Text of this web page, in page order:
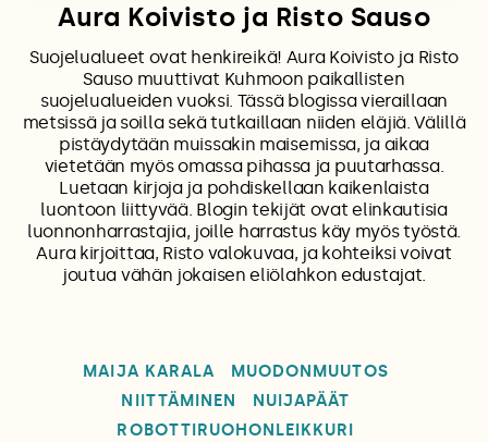
Aura Koivisto ja Risto Sauso
Suojelualueet ovat henkireikä! Aura Koivisto ja Risto
Sauso muuttivat Kuhmoon paikallisten
suojelualueiden vuoksi. Tässä blogissa vieraillaan
metsissä ja soilla sekä tutkaillaan niiden eläjiä. Välillä
pistäydytään muissakin maisemissa, ja aikaa
vietetään myös omassa pihassa ja puutarhassa.
Luetaan kirjoja ja pohdiskellaan kaikenlaista
luontoon liittyvää. Blogin tekijät ovat elinkautisia
luonnonharrastajia, joille harrastus käy myös työstä.
Aura kirjoittaa, Risto valokuvaa, ja kohteiksi voivat
joutua vähän jokaisen eliölahkon edustajat.
MAIJA KARALA
MUODONMUUTOS
NIITTÄMINEN
NUIJAPÄÄT
ROBOTTIRUOHONLEIKKURI